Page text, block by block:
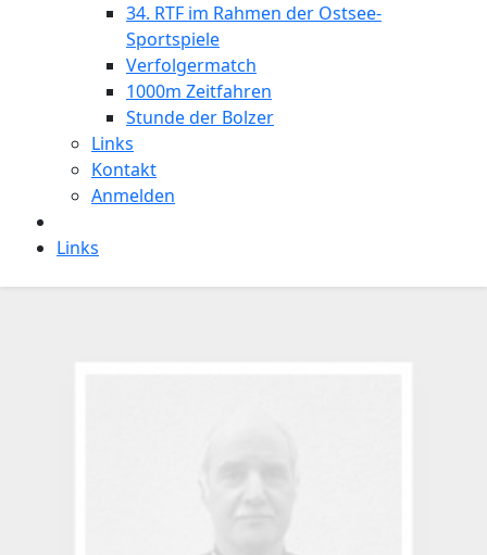
34. RTF im Rahmen der Ostsee-
Sportspiele
Verfolgermatch
1000m Zeitfahren
Stunde der Bolzer
Links
Kontakt
Anmelden
Links